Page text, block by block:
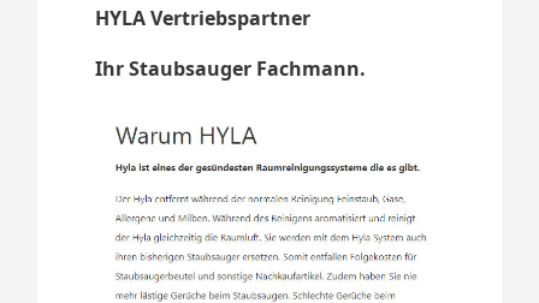
HYLA Vertriebspartner
Ihr Staubsauger Fachmann.